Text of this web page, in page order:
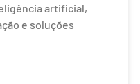
artificial,
e soluções